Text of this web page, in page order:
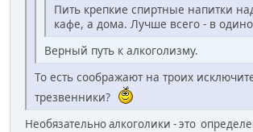
Пить крепкие спиртные напитки
кафе, а дома. Лучше всего - в
Верный путь к алкоголизму.
То есть соображают на троих
трезвенники?
Необязательно алкоголики - это